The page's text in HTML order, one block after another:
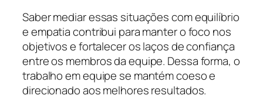
Saber mediar essas situações com equilíbrio
e empatia contribui para manter o foco nos
objetivos e fortalecer os laços de confiança
entre os membros da equipe. Dessa forma, o
trabalho em equipe se mantém coeso e
direcionado aos melhores resultados.